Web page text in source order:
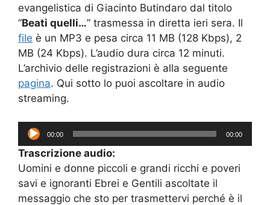
evangelistica di Giacinto Butindaro dal titolo
“Beati quelli…” trasmessa in diretta ieri sera. Il
file è un MP3 e pesa circa 11 MB (128 Kbps), 2
MB (24 Kbps). L’audio dura circa 12 minuti.
L’archivio delle registrazioni è alla seguente
pagina. Qui sotto lo puoi ascoltare in audio
streaming.
Audio
Player
00:00 00:00
Trascrizione audio:
Uomini e donne piccoli e grandi ricchi e poveri
savi e ignoranti Ebrei e Gentili ascoltate il
messaggio che sto per trasmettervi perché è il